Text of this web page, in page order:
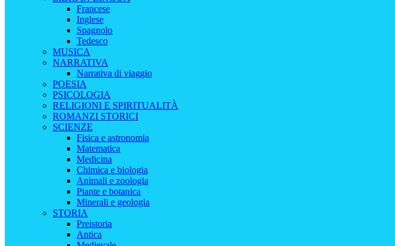
Francese
Inglese
Spagnolo
Tedesco
MUSICA
NARRATIVA
Narrativa di viaggio
POESIA
PSICOLOGIA
RELIGIONI E SPIRITUALITÀ
ROMANZI STORICI
SCIENZE
Fisica e astronomia
Matematica
Medicina
Chimica e biologia
Animali e zoologia
Piante e botanica
Minerali e geologia
STORIA
Preistoria
Antica